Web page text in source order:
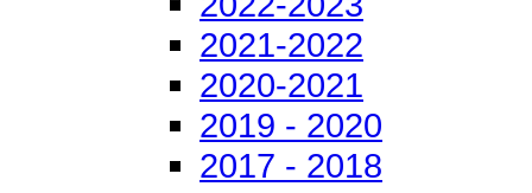
2021-2022
2020-2021
2019 - 2020
2017 - 2018